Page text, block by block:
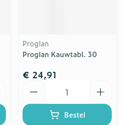
Proglan
Proglan Kauwtabl. 30
€ 24,91
Bestel